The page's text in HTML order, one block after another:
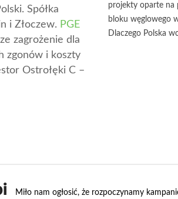
Spółka
i Złoczew. PGE
zagrożenie dla
zgonów i koszty
Ostrołęki C –
projekty oparte na
bloku węglowego
Dlaczego Polska
Miło nam ogłosić, że rozpoczynamy